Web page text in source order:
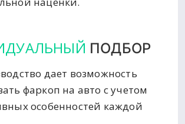
ПОДБОР
дает возможность
фаркоп на авто с учетом
особенностей каждой